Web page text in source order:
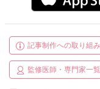
記事制作への取り組み
監修医師・専門家一覧